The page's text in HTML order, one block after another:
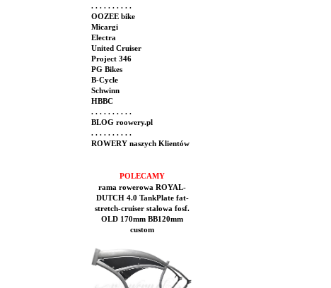
. . . . . . . . . .
OOZEE bike
Micargi
Electra
United Cruiser
Project 346
PG Bikes
B-Cycle
Schwinn
HBBC
. . . . . . . . . .
BLOG roowery.pl
. . . . . . . . . .
ROWERY naszych Klientów
POLECAMY
rama rowerowa ROYAL-
DUTCH 4.0 TankPlate fat-
stretch-cruiser stalowa fosf.
OLD 170mm BB120mm
custom